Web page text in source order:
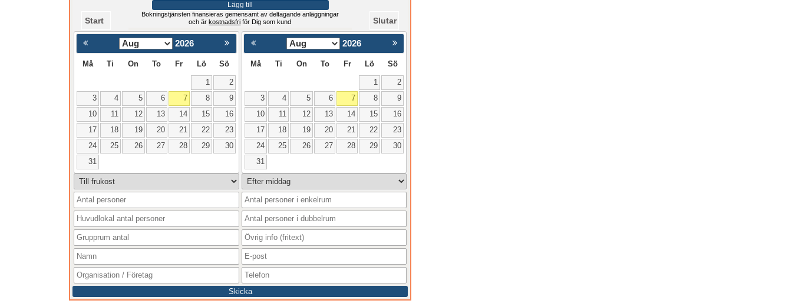
Lägg till
Start
Bokningstjänsten finansieras gemensamt av deltagande anläggningar
och ärkostnadsfri för Dig som kund Slutar
2026
Må Ti On To Fr Lö Sö
1
2
3
4 5 6 7 8
9
10
11 12 13 14 15
16
17
18 19 20 21 22
23
24
25 26 27 28 29
30
31
< Föregående Nästa >
2026
Må Ti On To Fr Lö Sö
1
2
3
4 5 6 7 8
9
10
11 12 13 14 15
16
17
18 19 20 21 22
23
24
25 26 27 28 29
30
31
Skicka